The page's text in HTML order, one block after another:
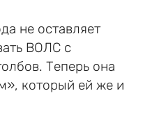
не оставляет
ВОЛС с
Теперь она
который ей же и